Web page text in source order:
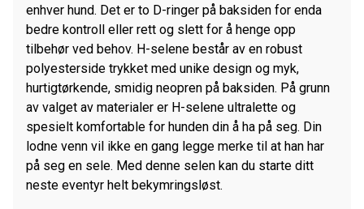
enhver hund. Det er to D-ringer på baksiden for enda
bedre kontroll eller rett og slett for å henge opp
tilbehør ved behov. H-selene består av en robust
polyesterside trykket med unike design og myk,
hurtigtørkende, smidig neopren på baksiden. På grunn
av valget av materialer er H-selene ultralette og
spesielt komfortable for hunden din å ha på seg. Din
lodne venn vil ikke en gang legge merke til at han har
på seg en sele. Med denne selen kan du starte ditt
neste eventyr helt bekymringsløst.